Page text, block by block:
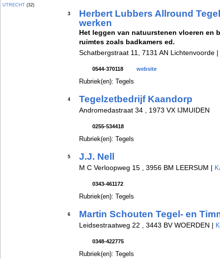
UTRECHT (32)
3
Herbert Lubbers Allround
werken
Het leggen van natuurstenen vloeren en
ruimtes zoals badkamers ed.
Schatbergstraat 11, 7131 AN Lichtenvoorde |
0544-370118 website
Rubriek(en): Tegels
4 Tegelzetbedrijf Kaandorp
Andromedastraat 34 , 1973 VX IJMUIDEN
0255-534418
Rubriek(en): Tegels
5 J.J. Nell
M C Verloopweg 15 , 3956 BM LEERSUM |
0343-461172
Rubriek(en): Tegels
6 Martin Schouten Tegel- en
Leidsestraatweg 22 , 3443 BV WOERDEN |
0348-422775
Rubriek(en): Tegels